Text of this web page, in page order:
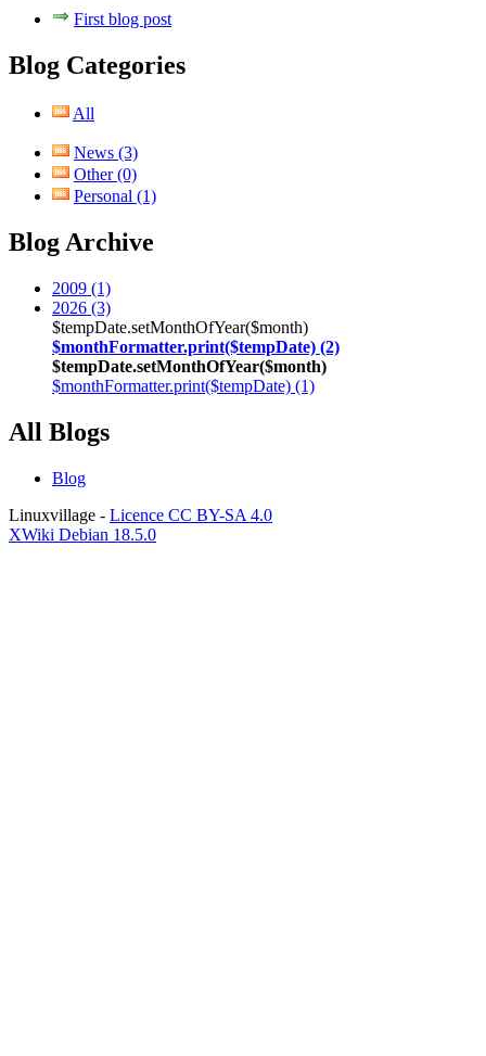
First blog post
Blog Categories
All
News (3)
Other(0)
Personal (1)
Blog Archive
2009 (1)
2026 (3)
$tempDate.setMonthOfYear($month)
$monthFormatter.print($tempDate) (2)
$tempDate.setMonthOfYear($month)
$monthFormatter.print($tempDate) (1)
All Blogs
Blog
Linuxvillage - Licence CC BY-SA 4.0
XWiki Debian 18.5.0